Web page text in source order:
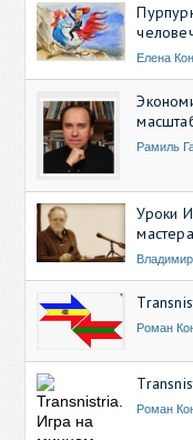
Елена
Рамиль
Уроки
мастера
Роман
Роман